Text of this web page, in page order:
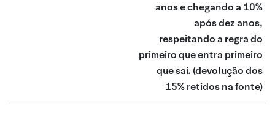
anos e chegando a 10%
após dez anos,
respeitando a regra do
primeiro que entra primeiro
que sai. (devolução dos
15% retidos na fonte)